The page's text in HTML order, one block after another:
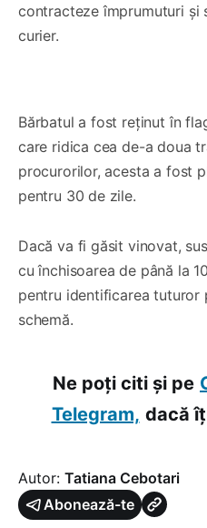
contracteze împrumuturi și
curier.
Bărbatul a fost reținut în
care ridica cea de-a doua
procurorilor, acesta a fost
pentru 30 de zile.
Dacă va fi găsit vinovat,
cu închisoarea de până la
pentru identificarea tuturor
schemă.
Ne poți citi și pe
Telegram, dacă
Autor: Tatiana Cebotari
Abonează-te